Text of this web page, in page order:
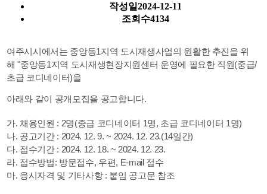
작성일2024-12-11
조회수4134
여주시시에서는 중앙동1지역 도시재생사업의 원활한 추진을 위
해 "중앙동1지역 도시재생현장지원센터 운영에 필요한 직원(중급/
초급 코디네이터)을
아래와 같이 공개모집을 공고합니다.
가. 채용인원 : 2명(중급 코디네이터 1명, 초급 코디네이터 1명)
나. 공고기간 : 2024. 12. 9. ~ 2024. 12. 23.(14일간)
다. 접수기간 : 2024. 12. 18. ~ 2024. 12. 23.
라. 접수방법: 방문접수, 우편, E-mail 접수
마. 응시자격 및 기타사항 : 붙임 공고문 참조